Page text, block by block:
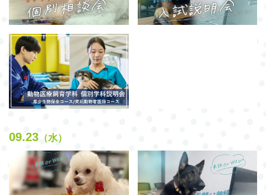
09.23 （水）